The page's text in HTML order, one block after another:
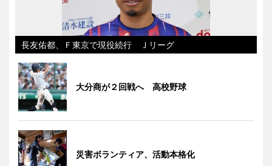
長友佑都、Ｆ東京で現役続行 Ｊリーグ
大分商が２回戦へ 高校野球
災害ボランティア、活動本格化